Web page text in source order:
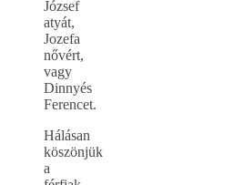
József
atyát,
Jozefa
nővért,
vagy
Dinnyés
Ferencet.
Hálásan
köszönjük
a